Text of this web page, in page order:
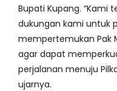
Bupati Kupang. “Kami
dukungan kami untuk
mempertemukan Pak
agar dapat
perjalanan menuju
ujarnya.